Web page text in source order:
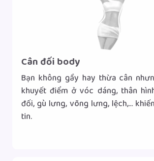
Cân đối body
Bạn không gầy hay thừa cân
khuyết điểm ở vóc dáng, thân
đối, gù lưng, võng lưng, lệch,...
tin.